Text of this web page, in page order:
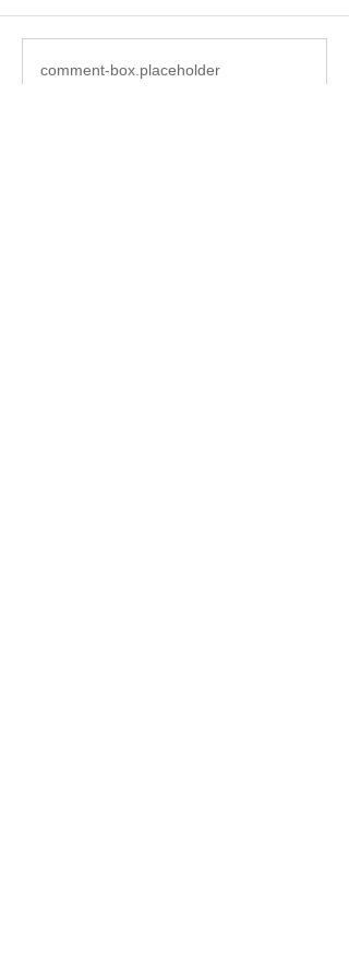
名古屋港ボートフィッシ
comment-box.placeholder